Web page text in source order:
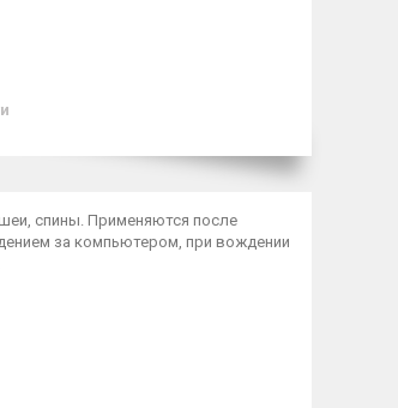
спины. Применяются после
за компьютером, при вождении